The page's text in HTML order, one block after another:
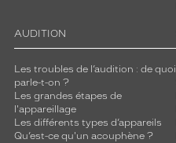
AUDITION
Les troubles de l’audition : de quoi
parle-t-on ?
Les grandes étapes de
l'appareillage
Les différents types d’appareils
Qu’est-ce qu'un acouphène ?